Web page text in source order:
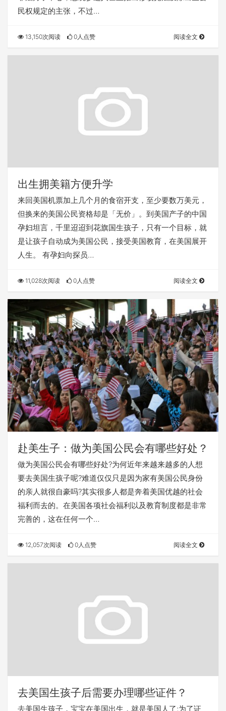
民权规定的主张，不过…
13,150次阅读 0人点赞 阅读全文
出生拥美籍方便升学
来回美国机票加上几个月的食宿开支，至少要数万美元，
但换来的美国公民资格却是「无价」。到美国产子的中国
孕妇坦言，千里迢迢到花旗国生孩子，只有一个目标，就
是让孩子自动成为美国公民，接受美国教育，在美国展开
人生。 有孕妇向探员…
11,028次阅读 0人点赞 阅读全文
赴美生子：做为美国公民会有哪些好处？
做为美国公民会有哪些好处?为何近年来越来越多的人想
要去美国生孩子呢?难道仅仅只是因为家有美国公民身份
的亲人就很自豪吗?其实很多人都是奔着美国优越的社会
福利而去的。在美国各项社会福利以及教育制度都是非常
完善的，这在任何一个…
12,057次阅读 0人点赞 阅读全文
去美国生孩子后需要办理哪些证件？
去美国生孩子，宝宝在美国出生，就是美国人了;为了证